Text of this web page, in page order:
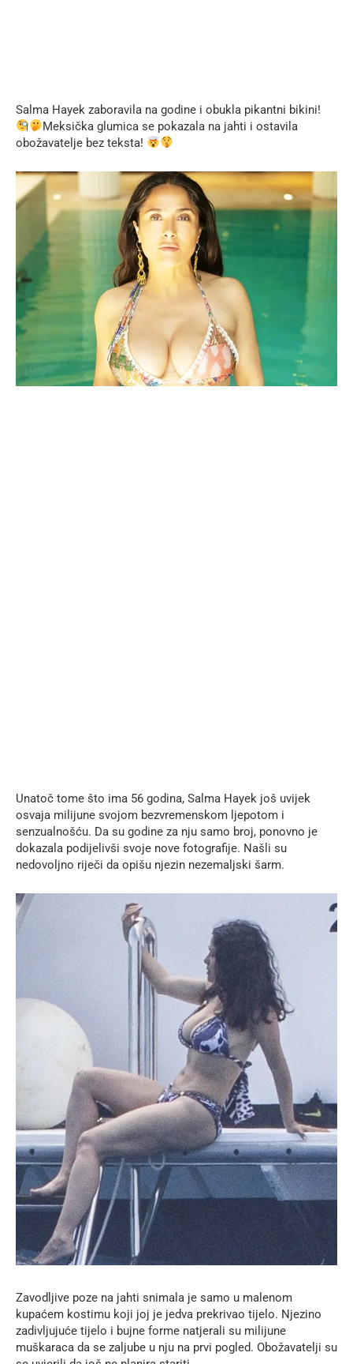
Salma Hayek zaboravila na godine i obukla pikantni bikini!
Meksička glumica se pokazala na jahti i ostavila
obožavatelje bez teksta!
Unatoč tome što ima 56 godina, Salma Hayek još uvijek
osvaja milijune svojom bezvremenskom ljepotom i
senzualnošću. Da su godine za nju samo broj, ponovno je
dokazala podijelivši svoje nove fotografije. Našli su
nedovoljno riječi da opišu njezin nezemaljski šarm.
Zavodljive poze na jahti snimala je samo u malenom
kupaćem kostimu koji joj je jedva prekrivao tijelo. Njezino
zadivljujuće tijelo i bujne forme natjerali su milijune
muškaraca da se zaljube u nju na prvi pogled. Obožavatelji su